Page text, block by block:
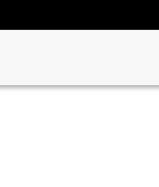
zu verhindern..